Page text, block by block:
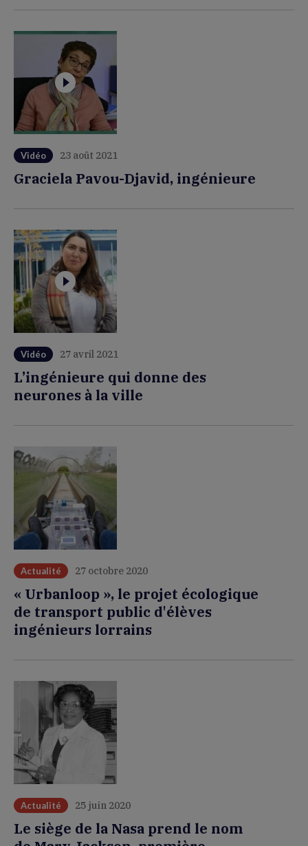
Vidéo 23 août 2021
Graciela Pavou-Djavid, ingénieure
Vidéo 27 avril 2021
L’ingénieure qui donne des
neurones à la ville
Actualité 27 octobre 2020
« Urbanloop », le projet écologique
de transport public d'élèves
ingénieurs lorrains
Actualité 25 juin 2020
Le siège de la Nasa prend le nom